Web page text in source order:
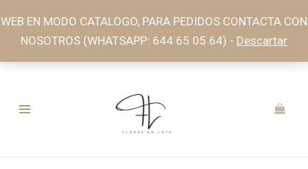
WEB EN MODO CATALOGO, PARA PEDIDOS CONTACTA CON
NOSOTROS (WHATSAPP: 644 65 05 64) - Descartar
al
contenido